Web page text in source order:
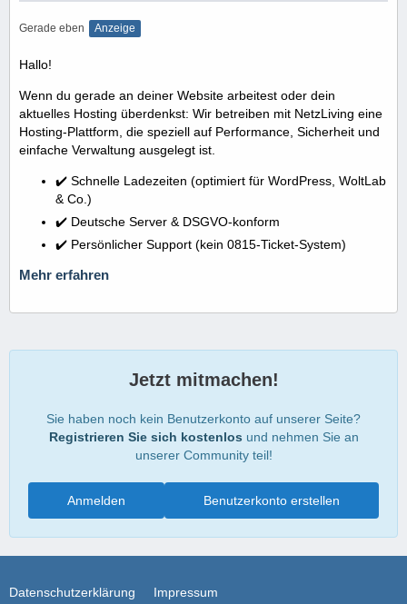
Gerade eben Anzeige
Hallo!
Wenn du gerade an deiner Website arbeitest oder dein
aktuelles Hosting überdenkst: Wir betreiben mit NetzLiving eine
Hosting-Plattform, die speziell auf Performance, Sicherheit und
einfache Verwaltung ausgelegt ist.
✔️ Schnelle Ladezeiten (optimiert für WordPress, WoltLab
& Co.)
✔️ Deutsche Server & DSGVO-konform
✔️ Persönlicher Support (kein 0815-Ticket-System)
Mehr erfahren
Jetzt mitmachen!
Sie haben noch kein Benutzerkonto auf unserer Seite?
Registrieren Sie sich kostenlos und nehmen Sie an
unserer Community teil!
Benutzerkonto erstellen
Anmelden
Datenschutzerklärung Impressum